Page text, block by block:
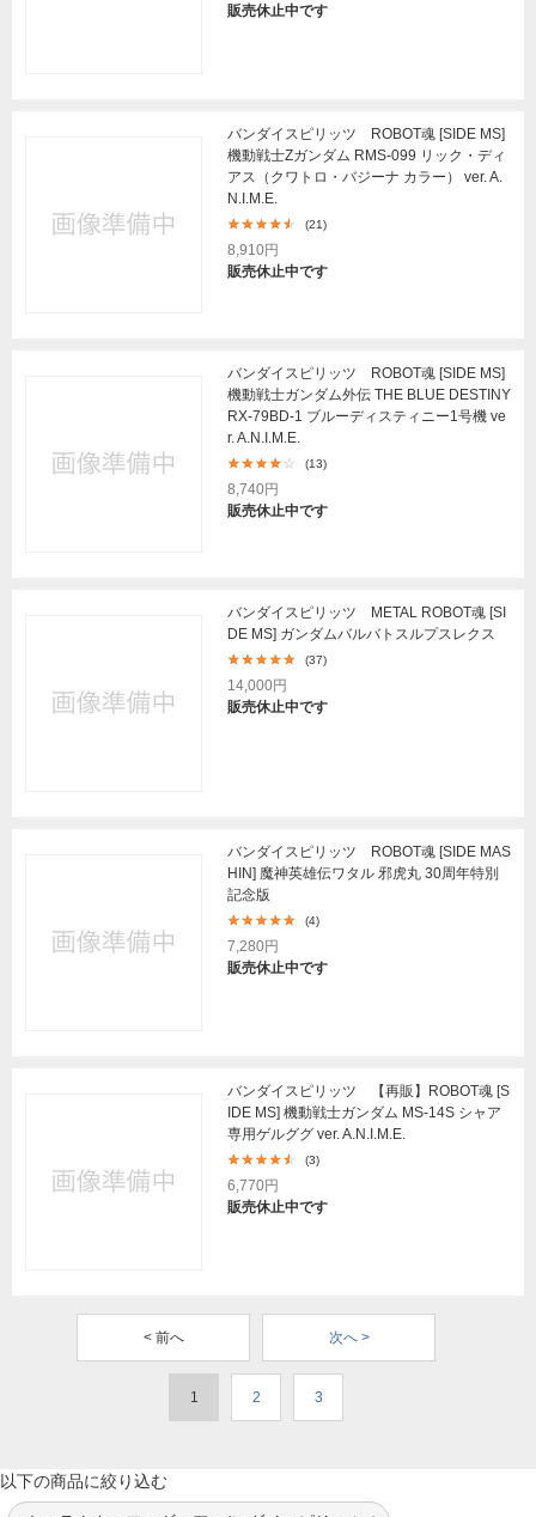
販売休止中です
バンダイスピリッツ ROBOT魂 [SIDE MS]
機動戦士Ζガンダム RMS-099 リック・ディ
アス（クワトロ・バジーナ カラー） ver. A.
N.I.M.E.
(21)
8,910円
販売休止中です
バンダイスピリッツ ROBOT魂 [SIDE MS]
機動戦士ガンダム外伝 THE BLUE DESTINY
RX-79BD-1 ブルーディスティニー1号機 ve
r. A.N.I.M.E.
(13)
8,740円
販売休止中です
バンダイスピリッツ METAL ROBOT魂 [SI
DE MS] ガンダムバルバトスルプスレクス
(37)
14,000円
販売休止中です
バンダイスピリッツ ROBOT魂 [SIDE MAS
HIN] 魔神英雄伝ワタル 邪虎丸 30周年特別
記念版
(4)
7,280円
販売休止中です
バンダイスピリッツ 【再販】ROBOT魂 [S
IDE MS] 機動戦士ガンダム MS-14S シャア
専用ゲルググ ver. A.N.I.M.E.
(3)
6,770円
販売休止中です
< 前へ 次へ >
1 2 3
以下の商品に絞り込む